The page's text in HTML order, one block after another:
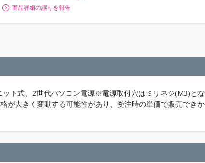
商品詳細の誤りを報告
ト式、2世代パソコン電源※電源取付穴はミリネジ(M3)とな
が大きく変動する可能性があり、受注時の単価で販売できか